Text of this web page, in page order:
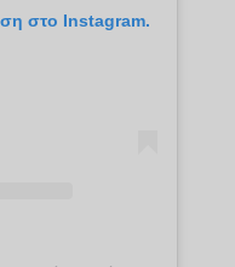
στο Instagram.